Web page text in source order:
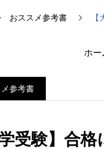
ホー
おススメ参考書
参考書
学受験】合